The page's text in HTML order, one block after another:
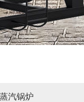
蒸汽锅炉